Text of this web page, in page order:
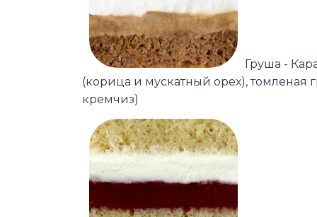
Груша -
(корица и мускатный орех),
кремчиз)